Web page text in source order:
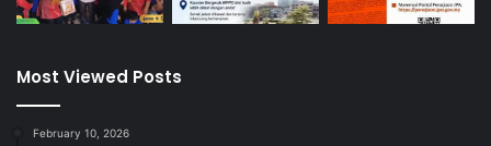
Most Viewed Posts
February 10, 2026